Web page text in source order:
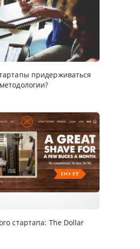
придерживаться
стартапа: The Dollar